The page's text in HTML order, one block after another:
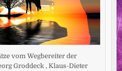
vom Wegbereiter der
Groddeck , Klaus-Dieter